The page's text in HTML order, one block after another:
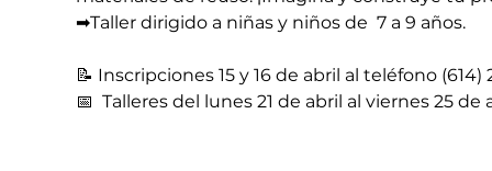
➡​Taller dirigido a niñas y niños de  7 a 9 años.
📝​ Inscripciones 15 y 16 de abril al teléfono
📅​  Talleres del lunes 21 de abril al viernes 25 de